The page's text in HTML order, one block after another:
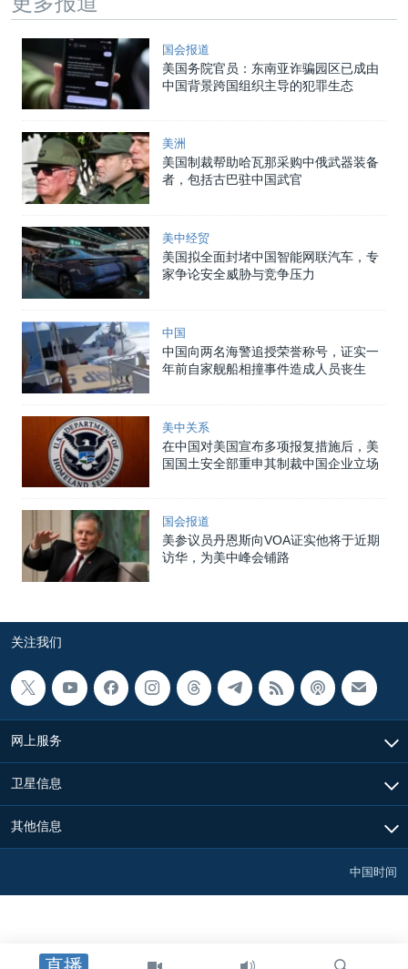
国会报道
美国务院官员：东南亚诈骗园区已成由
中国背景跨国组织主导的犯罪生态
美洲
美国制裁帮助哈瓦那采购中俄武器装备
者，包括古巴驻中国武官
美中经贸
美国拟全面封堵中国智能网联汽车，专
家争论安全威胁与竞争压力
中国
中国向两名海警追授荣誉称号，证实一
年前自家舰船相撞事件造成人员丧生
美中关系
在中国对美国宣布多项报复措施后，美
国国土安全部重申其制裁中国企业立场
国会报道
美参议员丹恩斯向VOA证实他将于近期
访华，为美中峰会铺路
关注我们
网上服务
卫星信息
其他信息
中国时间